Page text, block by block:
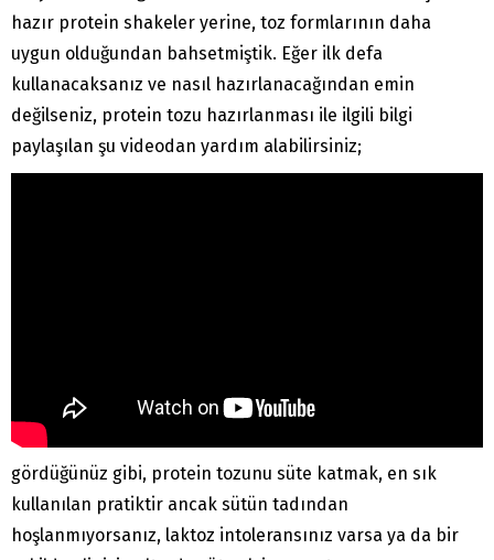
hazır protein shakeler yerine, toz formlarının daha
uygun olduğundan bahsetmiştik. Eğer ilk defa
kullanacaksanız ve nasıl hazırlanacağından emin
değilseniz, protein tozu hazırlanması ile ilgili bilgi
paylaşılan şu videodan yardım alabilirsiniz;
gördüğünüz gibi, protein tozunu süte katmak, en sık
kullanılan pratiktir ancak sütün tadından
hoşlanmıyorsanız, laktoz intoleransınız varsa ya da bir